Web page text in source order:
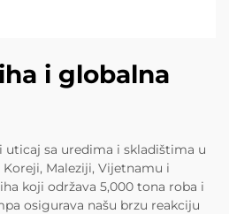
i globalna
uticaj sa uredima i skladištima u
Maleziji, Vijetnamu i
koji održava 5,000 tona roba i
osigurava našu brzu reakciju